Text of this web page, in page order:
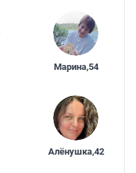
Марина,54
Алёнушка,42